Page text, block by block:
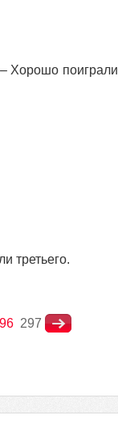
Хорошо
третьего.
297